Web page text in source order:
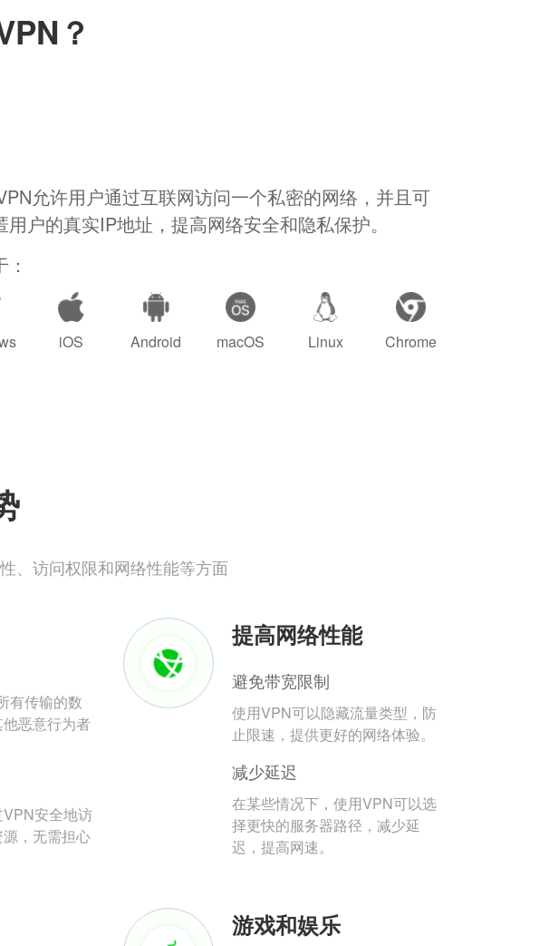
？
允许用户通过互联网访问一个私密的网络，并且可
用户的真实IP地址，提高网络安全和隐私保护。
iOS Android macOS Linux Chrome
、访问权限和网络性能等方面
有传输的数
恶意行为者
安全地访
，无需担心
提高网络性能
避免带宽限制
使用VPN可以隐藏流量类型，防
止限速，提供更好的网络体验。
减少延迟
在某些情况下，使用VPN可以选
择更快的服务器路径，减少延
迟，提高网速。
游戏和娱乐